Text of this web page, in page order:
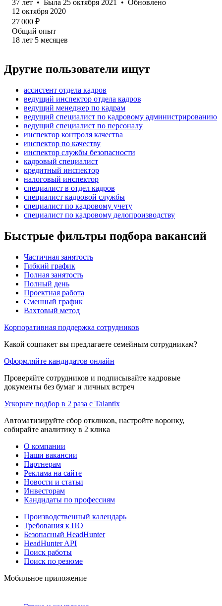
37 лет • Была 25 октября 2021 • Обновлено
12 октября 2020
27 000 ₽
Общий опыт
18 лет 5 месяцев
Другие пользователи ищут
ассистент отдела кадров
ведущий инспектор отдела кадров
ведущий менеджер по кадрам
ведущий специалист по кадровому администрированию
ведущий специалист по персоналу
инспектор контроля качества
инспектор по качеству
инспектор службы безопасности
кадровый специалист
кредитный инспектор
налоговый инспектор
специалист в отдел кадров
специалист кадровой службы
специалист по кадровому учету
специалист по кадровому делопроизводству
Быстрые фильтры подбора вакансий
Частичная занятость
Гибкий график
Полная занятость
Полный день
Проектная работа
Сменный график
Вахтовый метод
Корпоративная поддержка сотрудников
Какой соцпакет вы предлагаете семейным сотрудникам?
Оформляйте кандидатов онлайн
Проверяйте сотрудников и подписывайте кадровые
документы без бумаг и личных встреч
Ускорьте подбор в 2 раза с Talantix
Автоматизируйте сбор откликов, настройте воронку,
собирайте аналитику в 2 клика
О компании
Наши вакансии
Партнерам
Реклама на сайте
Новости и статьи
Инвесторам
Кандидаты по профессиям
Производственный календарь
Требования к ПО
Безопасный HeadHunter
HeadHunter API
Поиск работы
Поиск по резюме
Мобильное приложение